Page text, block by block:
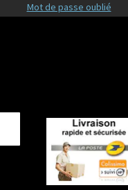
Mot de passe oublié